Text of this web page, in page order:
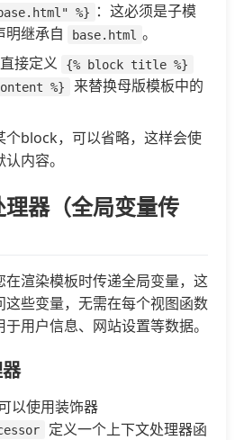
%}
：这必须是子模
明继承自
base.html 。
接定义
{% block title %}
%}
来替换母版模板中的
个block，可以省略，这样会使
内容。
器（全局变量传
在渲染模板时传递全局变量，这
这些变量，无需在每个视图函数
用户信息、网站设置等数据。
以使用装饰器
定义一个上下文处理器函